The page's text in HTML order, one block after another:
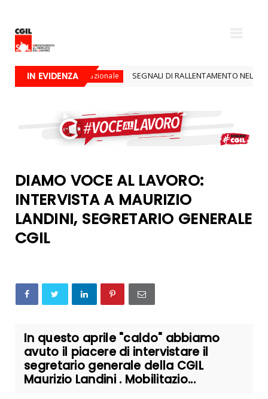
IN EVIDENZA
dal nazionale SEGNALI DI RALLENTAMENTO NEL MERCATO
DIAMO VOCE AL LAVORO:
INTERVISTA A MAURIZIO
LANDINI, SEGRETARIO GENERALE
CGIL
In questo aprile "caldo" abbiamo
avuto il piacere di intervistare il
segretario generale della CGIL
Maurizio Landini . Mobilitazio...